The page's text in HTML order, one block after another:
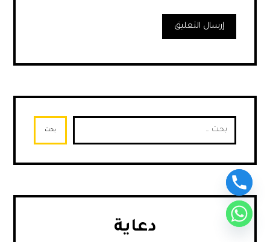
إرسال التعليق
بحث
دعاية